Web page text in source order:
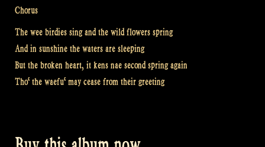
Chorus
The wee birdies sing and the wild flowers spring
And in sunshine the waters are sleeping
But the broken heart, it kens nae second spring again
Tho‘ the waefu‘ may cease from their greeting